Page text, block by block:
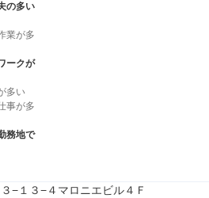
の多い
業が多
ークが
多い
事が多
務地で
−１３−４マロニエビル４Ｆ